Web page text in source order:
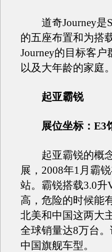
道奇Journey是
的五座布置和为搭
Journey的目标客
以及大年龄的家庭
起亚霸锐
展位坐标：E3
起亚霸锐的概念
展，2008年1月霸
站。霸锐搭载3.0
高，危险的时候能
北美和中国这两大
全球销量达8万台
中国旗舰车型。